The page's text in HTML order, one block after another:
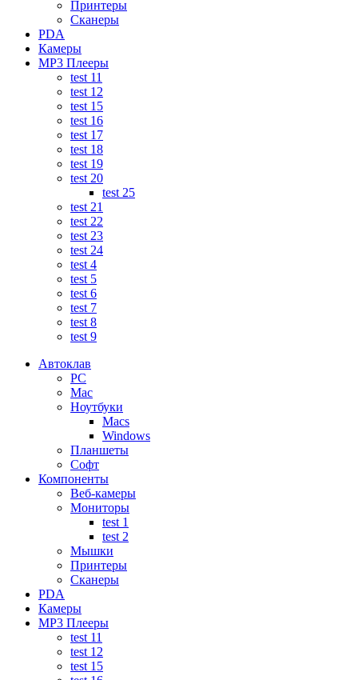
Принтеры
Сканеры
PDA
Камеры
MP3 Плееры
test 11
test 12
test 15
test 16
test 17
test 18
test 19
test 20
test 25
test 21
test 22
test 23
test 24
test 4
test 5
test 6
test 7
test 8
test 9
Автоклав
PC
Mac
Ноутбуки
Macs
Windows
Планшеты
Софт
Компоненты
Веб-камеры
Мониторы
test 1
test 2
Мышки
Принтеры
Сканеры
PDA
Камеры
MP3 Плееры
test 11
test 12
test 15